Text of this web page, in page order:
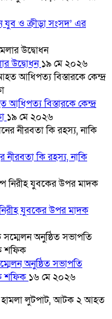
যুব ও ক্রীড়া সংসদ’ এর
উদ্বোধন১৯ মে ২০২৬
বিস্তারকে কেন্দ্র
১৯ মে ২০২৬
নীরবতা কি রহস্য, নাকি
নিরীহ যুবকের উপর মাদক
অনুষ্ঠিত সভাপতি
শফিক ১৬ মে ২০২৬